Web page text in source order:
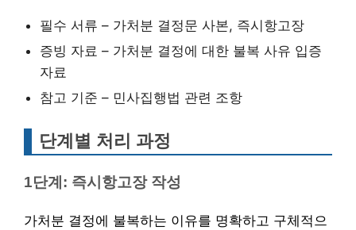
필수 서류 – 가처분 결정문 사본, 즉시항고장
증빙 자료 – 가처분 결정에 대한 불복 사유 입증
자료
참고 기준 – 민사집행법 관련 조항
단계별 처리 과정
1단계: 즉시항고장 작성
가처분 결정에 불복하는 이유를 명확하고 구체적으